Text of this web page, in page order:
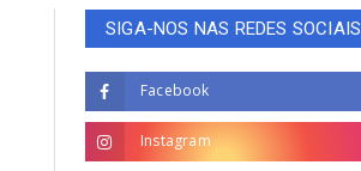
SIGA-NOS NAS REDES SOCIAIS
Facebook
Instagram